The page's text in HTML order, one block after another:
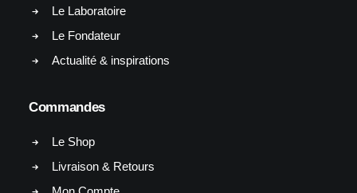
Le Laboratoire
Le Fondateur
Actualité & inspirations
Commandes
Le Shop
Livraison & Retours